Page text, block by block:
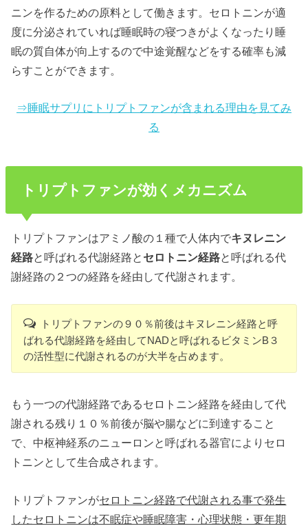
ニンを作るための原料として働きます。セロトニンが適
度に分泌されていれば睡眠時の寝つきがよくなったり睡
眠の質自体が向上するので中途覚醒などをする確率も減
らすことができます。
⇒睡眠サプリにトリプトファンが含まれる理由を見てみ
る
トリプトファンが効くメカニズム
トリプトファンはアミノ酸の１種で人体内でキヌレニン
経路と呼ばれる代謝経路と セロトニン経路と呼ばれる代
謝経路の２つの経路を経由して代謝されます。
トリプトファンの９０％前後はキヌレニン経路と呼
ばれる代謝経路を経由してNADと呼ばれるビタミンB３
の活性型に代謝されるのが大半を占めます。
もう一つの代謝経路であるセロトニン経路を経由して代
謝される残り１０％前後が脳や腸などに到達すること
で、中枢神経系のニューロンと呼ばれる器官によりセロ
トニンとして生合成されます。
トリプトファンがセロトニン経路で代謝される事で発生
したセロトニンは不眠症や睡眠障害・心理状態・更年期